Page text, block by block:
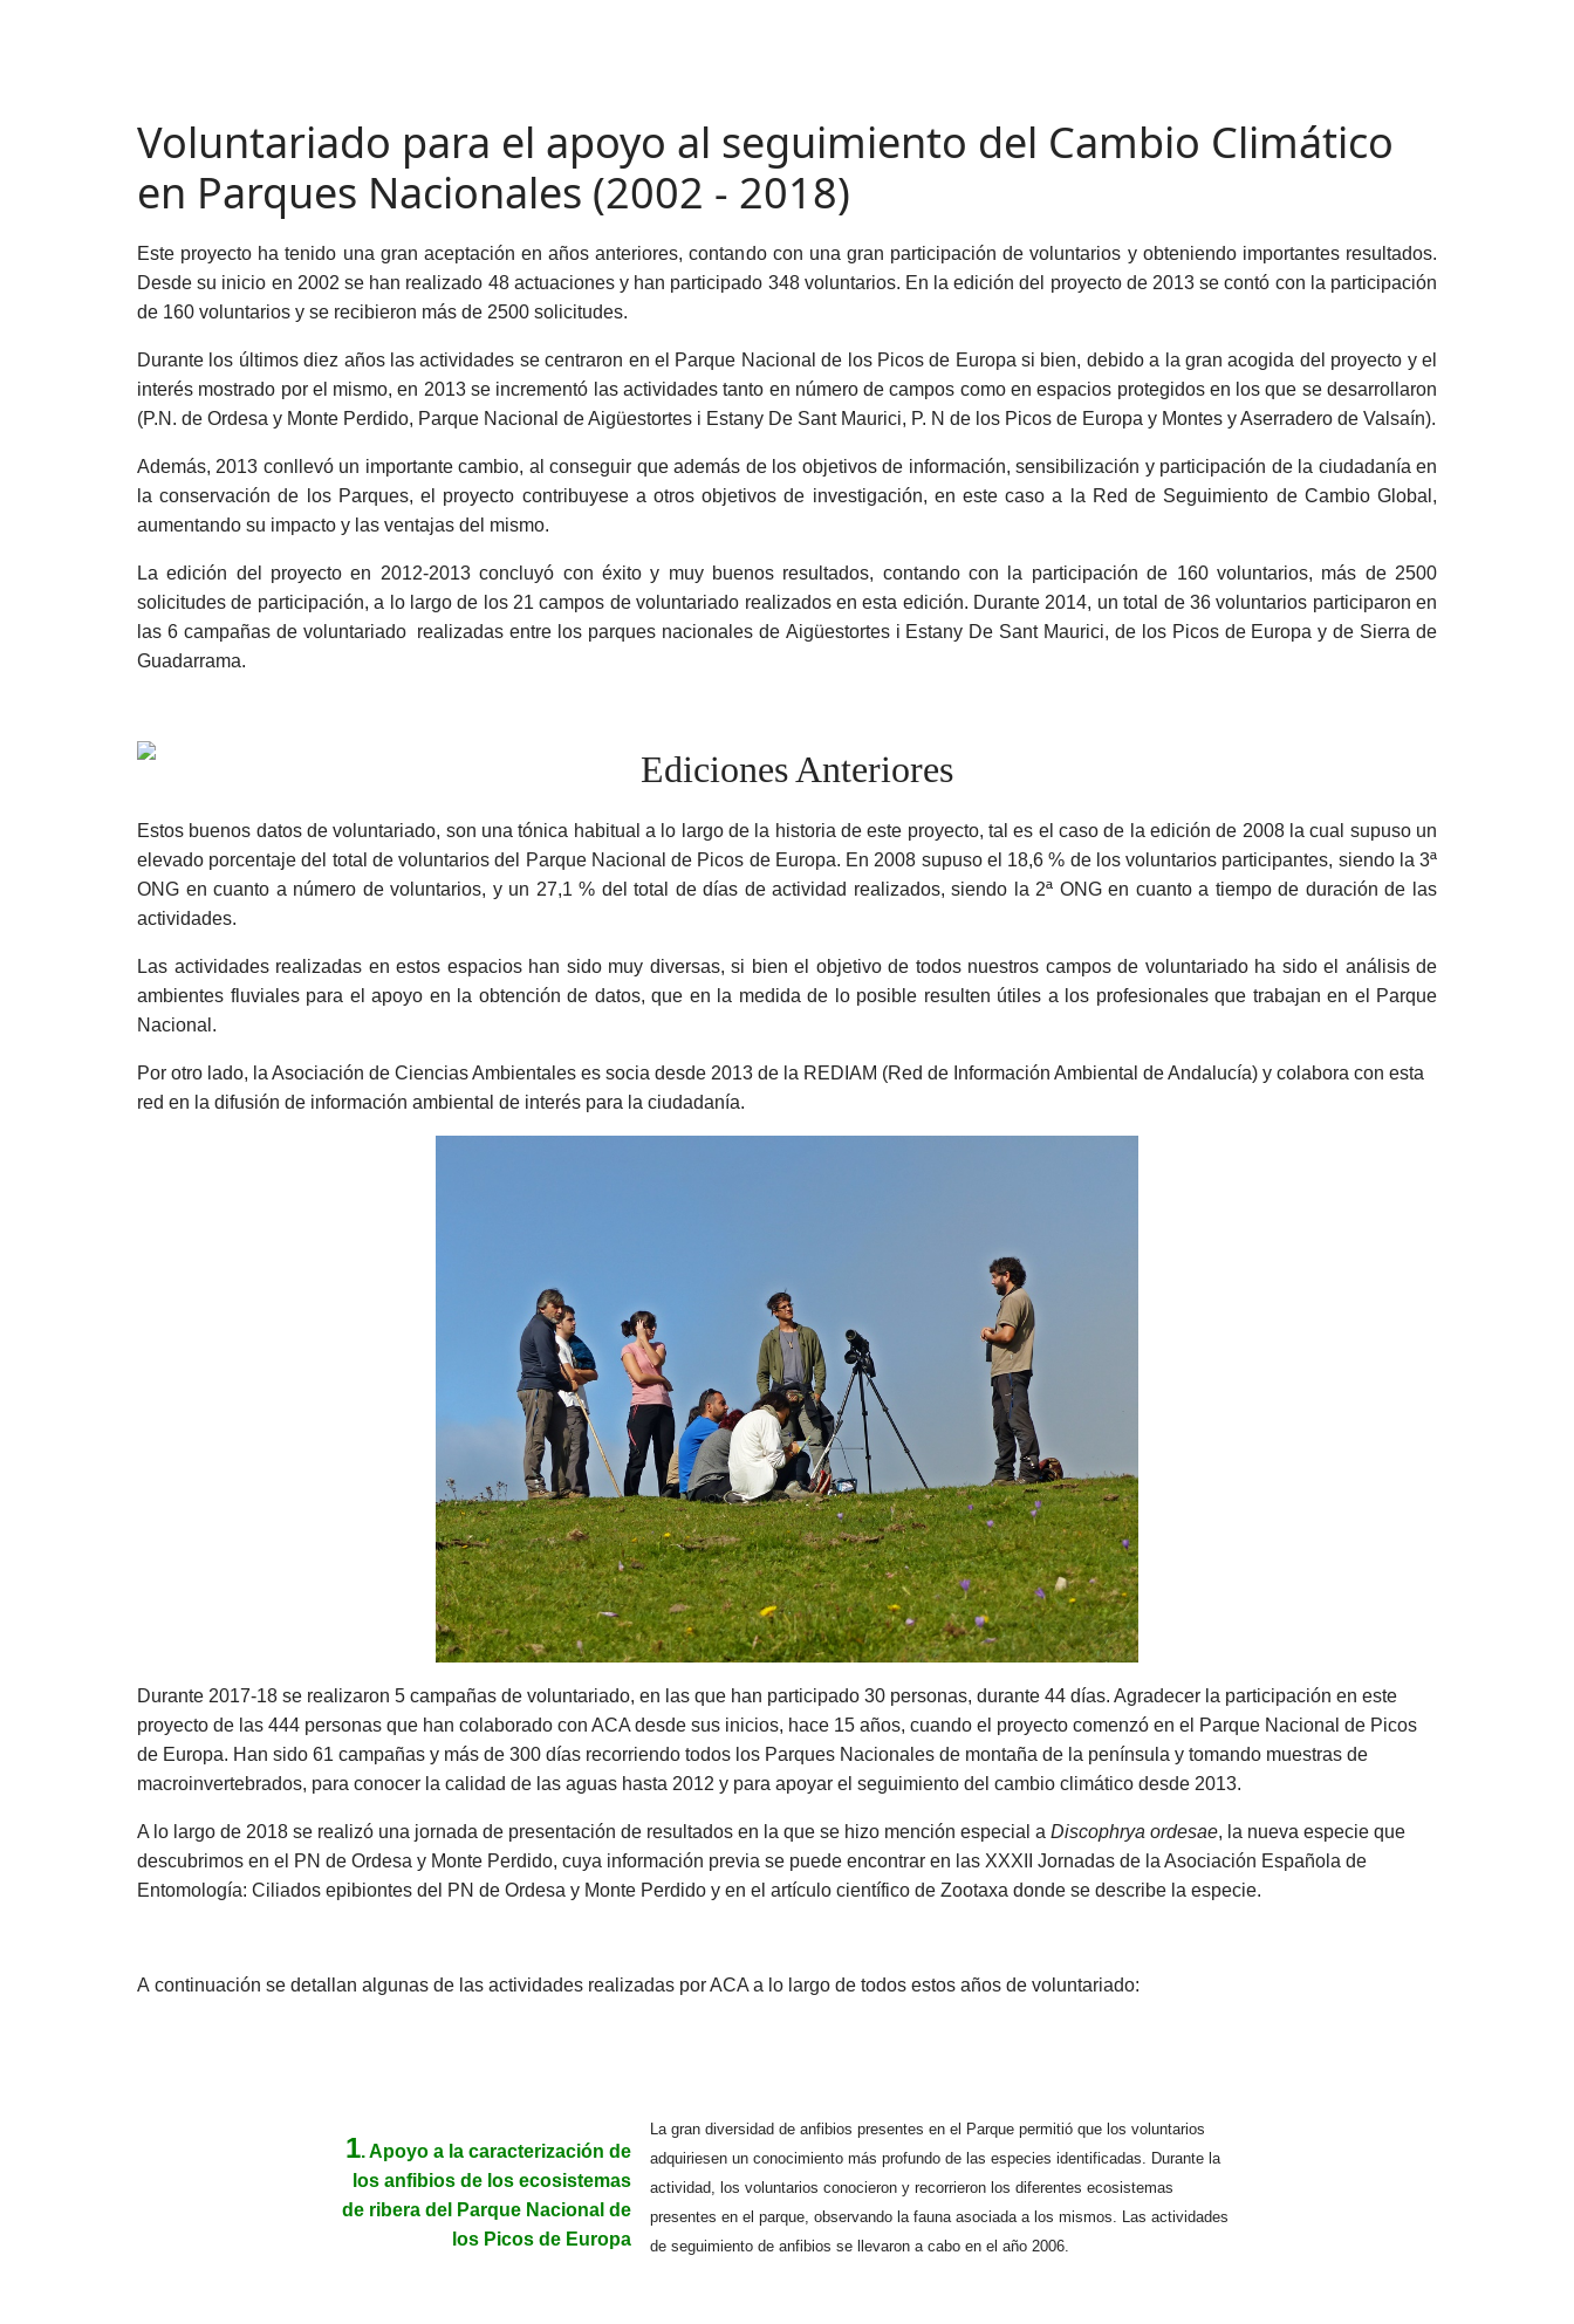
Voluntariado para el apoyo al seguimiento del Cambio Climático
en Parques Nacionales (2002 - 2018)
Este proyecto ha tenido una gran aceptación en años anteriores, contando con una gran participación de voluntarios y obteniendo importantes resultados.
Desde su inicio en 2002 se han realizado 48 actuaciones y han participado 348 voluntarios. En la edición del proyecto de 2013 se contó con la participación
de 160 voluntarios y se recibieron más de 2500 solicitudes.
Durante los últimos diez años las actividades se centraron en el Parque Nacional de los Picos de Europa si bien, debido a la gran acogida del proyecto y el
interés mostrado por el mismo, en 2013 se incrementó las actividades tanto en número de campos como en espacios protegidos en los que se desarrollaron
(P.N. de Ordesa y Monte Perdido, Parque Nacional de Aigüestortes i Estany De Sant Maurici, P. N de los Picos de Europa y Montes y Aserradero de Valsaín).
Además, 2013 conllevó un importante cambio, al conseguir que además de los objetivos de información, sensibilización y participación de la ciudadanía en
la conservación de los Parques, el proyecto contribuyese a otros objetivos de investigación, en este caso a la Red de Seguimiento de Cambio Global,
aumentando su impacto y las ventajas del mismo.
La edición del proyecto en 2012-2013 concluyó con éxito y muy buenos resultados, contando con la participación de 160 voluntarios, más de 2500
solicitudes de participación, a lo largo de los 21 campos de voluntariado realizados en esta edición. Durante 2014, un total de 36 voluntarios participaron en
las 6 campañas de voluntariado realizadas entre los parques nacionales de Aigüestortes i Estany De Sant Maurici, de los Picos de Europa y de Sierra de
Guadarrama.
Estos buenos datos de voluntariado, son una tónica habitual a lo largo de la historia de este proyecto, tal es el caso de la edición de 2008 la cual supuso un
elevado porcentaje del total de voluntarios del Parque Nacional de Picos de Europa. En 2008 supuso el 18,6 % de los voluntarios participantes, siendo la 3ª
ONG en cuanto a número de voluntarios, y un 27,1 % del total de días de actividad realizados, siendo la 2ª ONG en cuanto a tiempo de duración de las
actividades.
Las actividades realizadas en estos espacios han sido muy diversas, si bien el objetivo de todos nuestros campos de voluntariado ha sido el análisis de
ambientes fluviales para el apoyo en la obtención de datos, que en la medida de lo posible resulten útiles a los profesionales que trabajan en el Parque
Nacional.
Por otro lado, la Asociación de Ciencias Ambientales es socia desde 2013 de la REDIAM (Red de Información Ambiental de Andalucía) y colabora con esta
red en la difusión de información ambiental de interés para la ciudadanía.
Durante 2017-18 se realizaron 5 campañas de voluntariado, en las que han participado 30 personas, durante 44 días. Agradecer la participación en este
proyecto de las 444 personas que han colaborado con ACA desde sus inicios, hace 15 años, cuando el proyecto comenzó en el Parque Nacional de Picos
de Europa. Han sido 61 campañas y más de 300 días recorriendo todos los Parques Nacionales de montaña de la península y tomando muestras de
macroinvertebrados, para conocer la calidad de las aguas hasta 2012 y para apoyar el seguimiento del cambio climático desde 2013.
A lo largo de 2018 se realizó una jornada de presentación de resultados en la que se hizo mención especial a Discophrya ordesae, la nueva especie que
descubrimos en el PN de Ordesa y Monte Perdido, cuya información previa se puede encontrar en las XXXII Jornadas de la Asociación Española de
Entomología: Ciliados epibiontes del PN de Ordesa y Monte Perdido y en el artículo científico de Zootaxa donde se describe la especie.
A continuación se detallan algunas de las actividades realizadas por ACA a lo largo de todos estos años de voluntariado:
1. Apoyo a la caracterización de
los anfibios de los ecosistemas
de ribera del Parque Nacional de
los Picos de Europa
La gran diversidad de anfibios presentes en el Parque permitió que los voluntarios
adquiriesen un conocimiento más profundo de las especies identificadas. Durante la
actividad, los voluntarios conocieron y recorrieron los diferentes ecosistemas
presentes en el parque, observando la fauna asociada a los mismos. Las actividades
de seguimiento de anfibios se llevaron a cabo en el año 2006.